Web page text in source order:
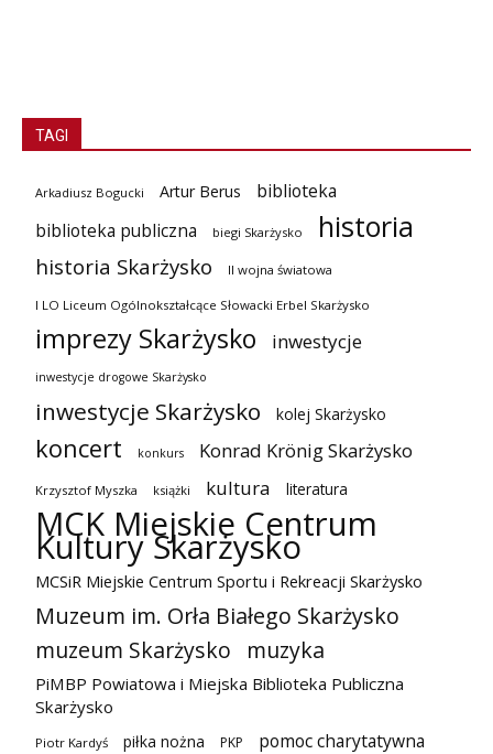
TAGI
Arkadiusz Bogucki Artur Berus
biblioteka
biblioteka publiczna
biegi Skarżysko historia
historia Skarżysko II wojna światowa
I LO Liceum Ogólnokształcące Słowacki Erbel Skarżysko
imprezy Skarżysko inwestycje
inwestycje drogowe Skarżysko
inwestycje Skarżysko kolej Skarżysko
koncert konkurs Konrad Krönig Skarżysko
Krzysztof Myszka książki kultura literatura
MCK Miejskie Centrum
Kultury Skarżysko
MCSiR Miejskie Centrum Sportu i Rekreacji Skarżysko
Muzeum im. Orła Białego Skarżysko
muzeum Skarżysko
muzyka
PiMBP Powiatowa i Miejska Biblioteka Publiczna
Skarżysko
Piotr Kardyś piłka nożna PKP
pomoc charytatywna